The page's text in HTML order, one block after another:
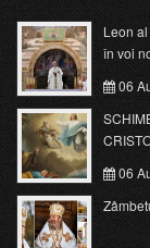
Leon
în voi
06
06